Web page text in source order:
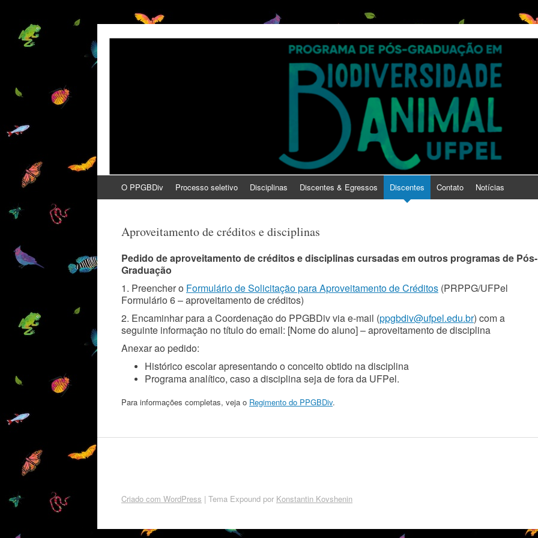
para
O PPGBDiv Processo seletivo Disciplinas Discentes & Egressos Discentes Contato Notícias
Aproveitamento de créditos e disciplinas
Pedido de aproveitamento de créditos e disciplinas cursadas em outros programas de Pós-
Graduação
1. Preencher o Formulário de Solicitação para Aproveitamento de Créditos (PRPPG/UFPel
Formulário 6 – aproveitamento de créditos)
2. Encaminhar para a Coordenação do PPGBDiv via e-mail (ppgbdiv@ufpel.edu.br) com a
seguinte informação no título do email: [Nome do aluno] – aproveitamento de disciplina
Anexar ao pedido:
Histórico escolar apresentando o conceito obtido na disciplina
Programa analítico, caso a disciplina seja de fora da UFPel.
Para informações completas, veja o Regimento do PPGBDiv.
Criado com WordPress | Tema Expound por Konstantin Kovshenin